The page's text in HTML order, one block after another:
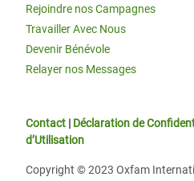
Rejoindre nos Campagnes
Travailler Avec Nous
Devenir Bénévole
Relayer nos Messages
Contact | Déclaration de
d’Utilisation
Copyright © 2023 Oxfam